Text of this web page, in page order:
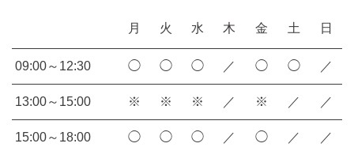
月 火 水 木 金 土 日
09:00～12:30 ◯ ◯ ◯ ／ ◯ ◯ ／
13:00～15:00 ※ ※ ※ ／ ※ ／ ／
15:00～18:00 ◯ ◯ ◯ ／ ◯ ／ ／